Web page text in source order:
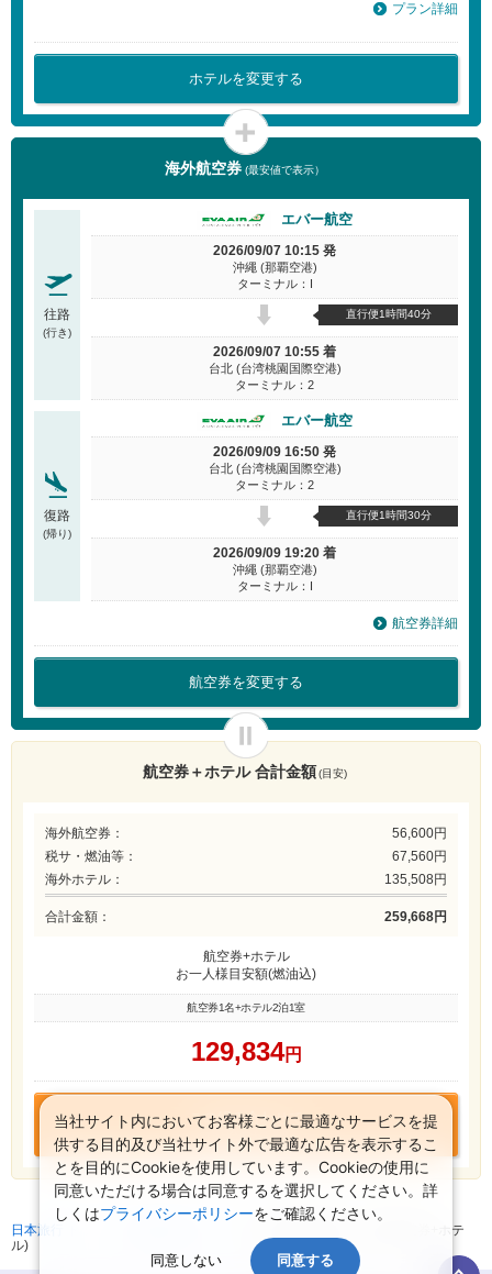
プラン詳細
ホテルを変更する
海外航空券 (最安値で表示）
往路
(行き)
エバー航空
2026/09/07 10:15 発
沖繩 (那覇空港)
ターミナル：I
直行便1時間40分
2026/09/07 10:55 着
台北 (台湾桃園国際空港)
ターミナル：2
復路
(帰り)
エバー航空
2026/09/09 16:50 発
台北 (台湾桃園国際空港)
ターミナル：2
直行便1時間30分
2026/09/09 19:20 着
沖繩 (那覇空港)
ターミナル：I
航空券詳細
航空券を変更する
航空券＋ホテル 合計金額(目安)
海外航空券：
56,600円
税サ・燃油等：
67,560円
海外ホテル：
135,508円
合計金額： 259,668円
航空券+ホテル
お一人様目安額(燃油込)
航空券1名+ホテル2泊1室
129,834円
この組み合わせで
お申込みに進む
日本旅行 トップ
海外航空券検索 (海外航空券+ホテ
ル)
当社サイト内においてお客様ごとに最適なサービスを提
供する目的及び当社サイト外で最適な広告を表示するこ
とを目的にCookieを使用しています。Cookieの使用に
同意いただける場合は同意するを選択してください。詳
しくはプライバシーポリシーをご確認ください。
同意しない 同意する